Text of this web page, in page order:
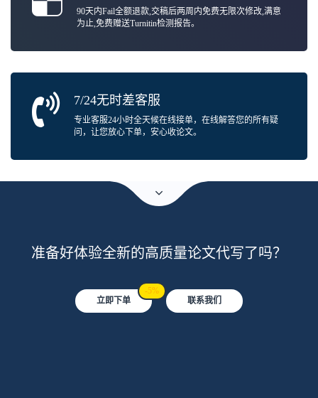
90天内Fail全额退款,交稿后两周内免费无限次修改,满意
为止,免费赠送Turnitin检测报告。
7/24无时差客服
专业客服24小时全天候在线接单，在线解答您的所有疑
问，让您放心下单，安心收论文。
准备好体验全新的高质量论文代写了吗？
立即下单
-5%
联系我们